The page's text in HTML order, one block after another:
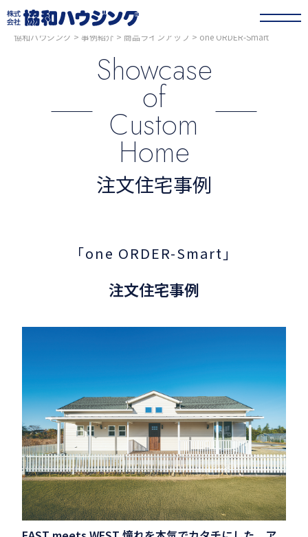
協和ハウジング > 事例紹介 > 商品ラインアップ > one ORDER-Smart
Showcase
of
Custom
Home
注文住宅事例
「one ORDER-Smart」
注文住宅事例